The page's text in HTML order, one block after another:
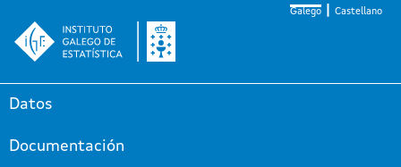
Galego Castellano
Datos
Documentación